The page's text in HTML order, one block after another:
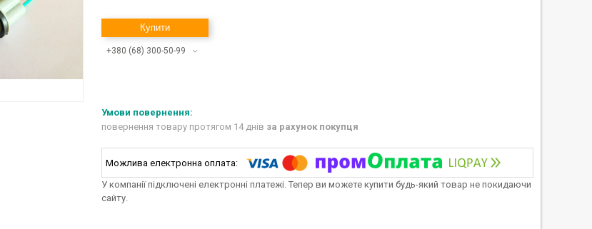
Купити
+380 (68) 300-50-99
повернення товару протягом 14 днів за рахунок покупця
У компанії підключені електронні платежі. Тепер ви можете купити будь-який товар не покидаючи
сайту.